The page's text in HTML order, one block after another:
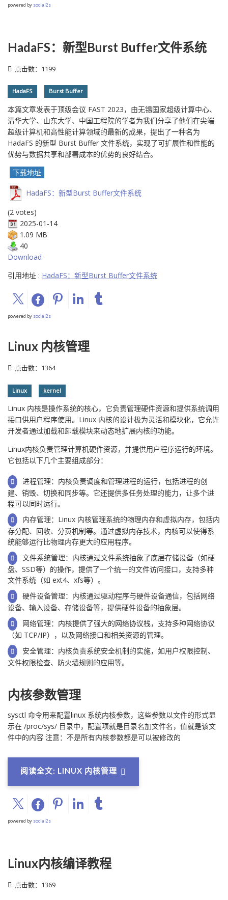
powered by social2s
HadaFS：新型Burst Buffer文件系统
点击数：1199
HadaFS Burst Buffer
本篇文章发表于顶级会议 FAST 2023，由无锡国家超级计算中心、
清华大学、山东大学、中国工程院的学者为我们分享了他们在尖端
超级计算机和高性能计算领域的最新的成果，提出了一种名为
HadaFS 的新型 Burst Buffer 文件系统，实现了可扩展性和性能的
优势与数据共享和部署成本的优势的良好结合。
下载地址
HadaFS：新型Burst Buffer文件系统
(2 votes)
2025-01-14
1.09 MB
40
Download
引用地址 : HadaFS：新型Burst Buffer文件系统
powered by social2s
Linux 内核管理
点击数：1364
Linux kernel
Linux 内核是操作系统的核心，它负责管理硬件资源和提供系统调用
接口供用户程序使用。Linux 内核的设计极为灵活和模块化，它允许
开发者通过加载和卸载模块来动态地扩展内核的功能。
Linux内核负责管理计算机硬件资源，并提供用户程序运行的环境。
它包括以下几个主要组成部分：
进程管理：内核负责调度和管理进程的运行，包括进程的创
建、销毁、切换和同步等。它还提供多任务处理的能力，让多个进
程可以同时运行。
内存管理：Linux 内核管理系统的物理内存和虚拟内存，包括内
存分配、回收、分页机制等。通过虚拟内存技术，内核可以使得系
统能够运行比物理内存更大的应用程序。
文件系统管理：内核通过文件系统抽象了底层存储设备（如硬
盘、SSD等）的操作，提供了一个统一的文件访问接口，支持多种
文件系统（如 ext4、xfs等）。
硬件设备管理：内核通过驱动程序与硬件设备通信，包括网络
设备、输入设备、存储设备等，提供硬件设备的抽象层。
网络管理：内核提供了强大的网络协议栈，支持多种网络协议
（如 TCP/IP），以及网络接口和相关资源的管理。
安全管理：内核负责系统安全机制的实施，如用户权限控制、
文件权限检查、防火墙规则的应用等。
内核参数管理
sysctl 命令用来配置linux 系统内核参数，这些参数以文件的形式显
示在 /proc/sys/ 目录中，配置项就是目录名加文件名，值就是该文
件中的内容 注意：不是所有内核参数都是可以被修改的
阅读全文: LINUX 内核管理
powered by social2s
Linux内核编译教程
点击数：1369